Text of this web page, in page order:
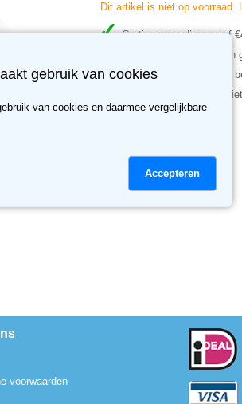
Dit artikel is niet op voorraad.
Gratis verzending vanaf
Meer dan 70.000 klanten
Meer dan 3500 reviews,
30 dagen retour recht,
voorwaarden
gebruik van cookies
van cookies en daarmee vergelijkbare
Accepteren